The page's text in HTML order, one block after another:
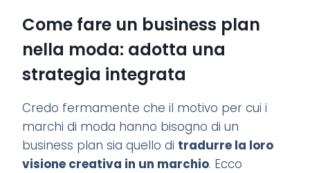
Come fare un business plan
nella moda: adotta una
strategia integrata
Credo fermamente che il motivo per cui i
marchi di moda hanno bisogno di un
business plan sia quello di tradurre la loro
visione creativa in un marchio. Ecco